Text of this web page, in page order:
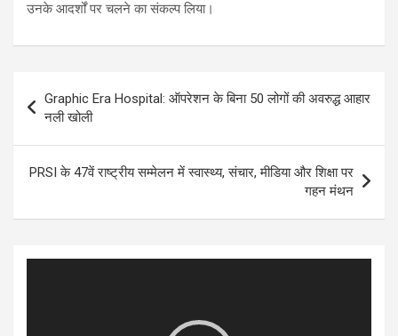
उनके आदर्शों पर चलने का संकल्प लिया।
navigation
Graphic Era Hospital: ऑपरेशन के बिना 50 लोगों की अवरुद्ध आहार
नली खोली
PRSI के 47वें राष्ट्रीय सम्मेलन में स्वास्थ्य, संचार, मीडिया और शिक्षा पर
गहन मंथन